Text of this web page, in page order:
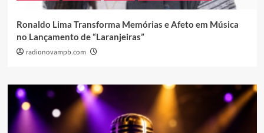
Ronaldo Lima Transforma Memórias e Afeto em Música
no Lançamento de “Laranjeiras”
radionovampb.com